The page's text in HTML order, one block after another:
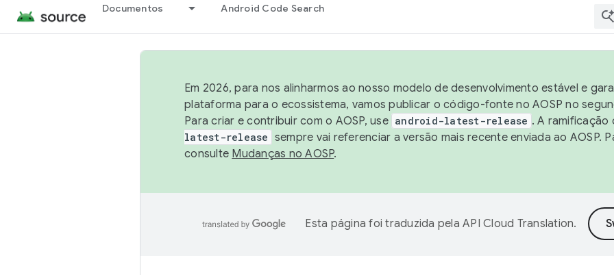
Documentos Android Code Search
Em 2026, para nos alinharmos ao nosso modelo de desenvolvimento estável e
plataforma para o ecossistema, vamos publicar o código-fonte no AOSP no
Para criar e contribuir com o AOSP, use android-latest-release . A
latest-release sempre vai referenciar a versão mais recente enviada ao AOSP.
consulte Mudanças no AOSP.
Esta página foi traduzida pela API Cloud Translation.